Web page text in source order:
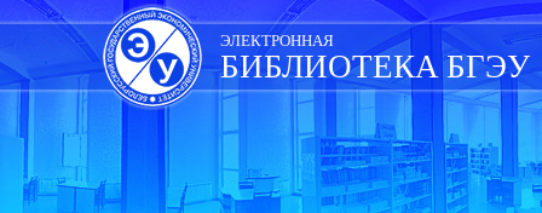
Skip
navigation
ЭЛЕКТРОННАЯ
БИБЛИОТЕКА БГЭУ